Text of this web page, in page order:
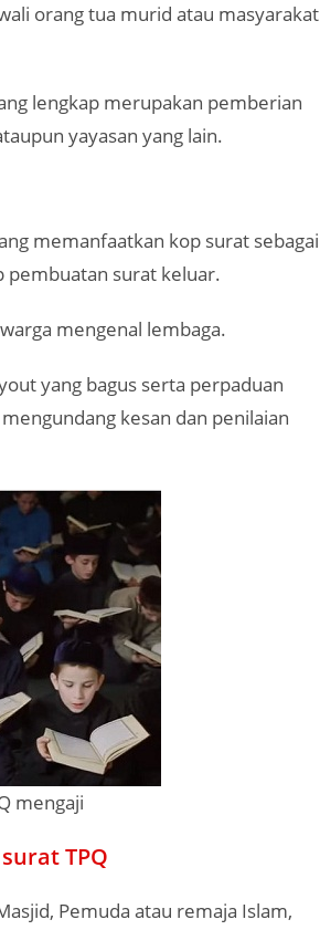
orang tua murid atau masyarakat
lengkap merupakan pemberian
yayasan yang lain.
memanfaatkan kop surat sebagai
pembuatan surat keluar.
mengenal lembaga.
yang bagus serta perpaduan
kesan dan penilaian
mengaji
TPQ
Pemuda atau remaja Islam,